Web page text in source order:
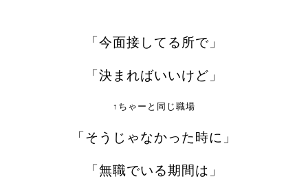
「今面接してる所で」
「決まればいいけど」
↑ちゃーと同じ職場
「そうじゃなかった時に」
「無職でいる期間は」